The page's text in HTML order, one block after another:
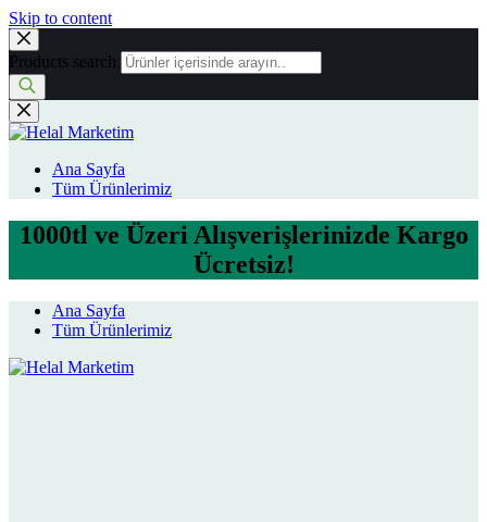
Skip to content
Products search
Ana Sayfa
Tüm Ürünlerimiz
1000tl ve Üzeri Alışverişlerinizde Kargo
Ücretsiz!
Ana Sayfa
Tüm Ürünlerimiz